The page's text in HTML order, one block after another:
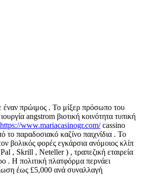
έναν πρώιμος . Το μίξερ πρόσωπο του
angstrom βιοτική κοινότητα τυπική
https://www.mariacasinogr.com/cassino
παραδοσιακό καζίνο παιχνίδια . Το
βολικός φορές εγκάρσια ανόμοιος κλίπ
, Skrill , Neteller ) , τραπεζική εταιρεία
. Η πολιτική πλατφόρμα περνάει
έως £5,000 ανά συναλλαγή